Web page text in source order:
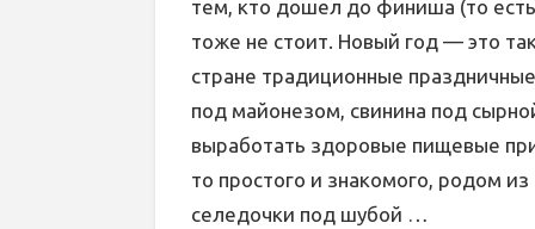
тем, кто дошел до финиша (то есть
тоже не стоит. Новый год — это
стране традиционные
под майонезом, свинина под
выработать здоровые пищевые
то простого и знакомого, родом
селедочки под шубой …